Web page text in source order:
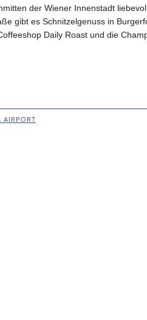
der Wiener Innenstadt
gibt es Schnitzelgenuss in
Daily Roast und die
AIRPORT